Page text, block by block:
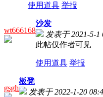
使用道具 举报
wt666168
沙发
发表于 2021-5-1
此帖仅作者可见
使用道具 举报
gsgh
板凳
发表于 2022-1-20